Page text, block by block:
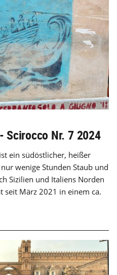
Scirocco Nr. 7 2024
ein südöstlicher, heißer
wenige Stunden Staub und
Sizilien und Italiens Norden
seit März 2021 in einem ca.